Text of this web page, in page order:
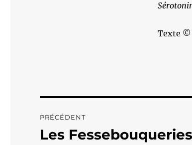
Texte ©
de
PRÉCÉDENT
Publication
Les